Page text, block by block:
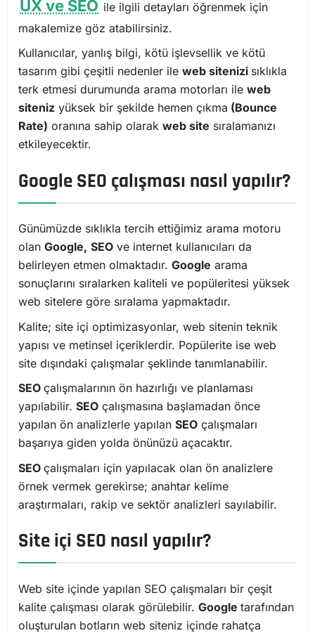
UX ve SEO ile ilgili detayları öğrenmek için
makalemize göz atabilirsiniz.
Kullanıcılar, yanlış bilgi, kötü işlevsellik ve kötü
tasarım gibi çeşitli nedenler ile web sitenizi sıklıkla
terk etmesi durumunda arama motorları ile web
siteniz yüksek bir şekilde hemen çıkma (Bounce
Rate) oranına sahip olarak web site sıralamanızı
etkileyecektir.
Google SEO çalışması nasıl yapılır?
Günümüzde sıklıkla tercih ettiğimiz arama motoru
olan Google, SEO ve internet kullanıcıları da
belirleyen etmen olmaktadır. Google arama
sonuçlarını sıralarken kaliteli ve popüleritesi yüksek
web sitelere göre sıralama yapmaktadır.
Kalite; site içi optimizasyonlar, web sitenin teknik
yapısı ve metinsel içeriklerdir. Popülerite ise web
site dışındaki çalışmalar şeklinde tanımlanabilir.
SEO çalışmalarının ön hazırlığı ve planlaması
yapılabilir. SEO çalışmasına başlamadan önce
yapılan ön analizlerle yapılan SEO çalışmaları
başarıya giden yolda önünüzü açacaktır.
SEO çalışmaları için yapılacak olan ön analizlere
örnek vermek gerekirse; anahtar kelime
araştırmaları, rakip ve sektör analizleri sayılabilir.
Site içi SEO nasıl yapılır?
Web site içinde yapılan SEO çalışmaları bir çeşit
kalite çalışması olarak görülebilir. Google tarafından
oluşturulan botların web siteniz içinde rahatça